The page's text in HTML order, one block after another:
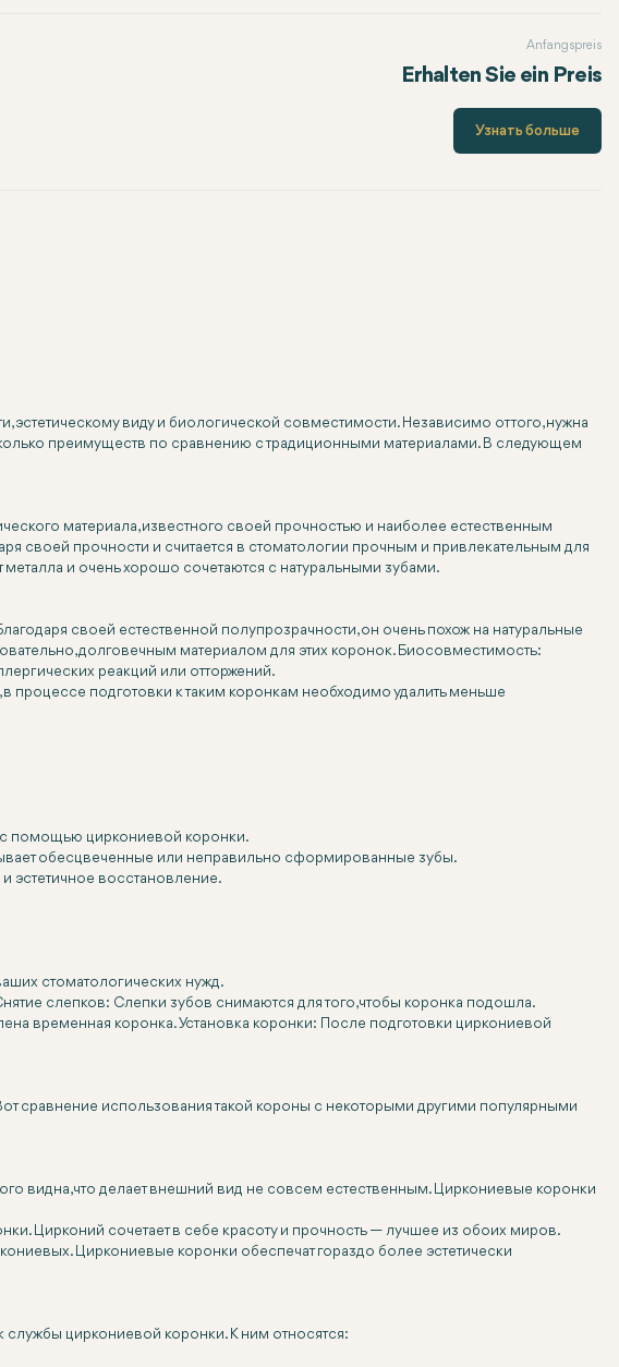
Anfangspreis
Erhalten Sie ein Preis
Узнать больше
виду и биологической совместимости. Независимо от того, нужна
преимуществ по сравнению с традиционными материалами. В следующем
материала, известного своей прочностью и наиболее естественным
своей прочности и считается в стоматологии прочным и привлекательным для
и очень хорошо сочетаются с натуральными зубами.
своей естественной полупрозрачности, он очень похож на натуральные
долговечным материалом для этих коронок. Биосовместимость:
реакций или отторжений.
процессе подготовки к таким коронкам необходимо удалить меньше
с помощью циркониевой коронки.
обесцвеченные или неправильно сформированные зубы.
эстетичное восстановление.
стоматологических нужд.
слепков: Слепки зубов снимаются для того, чтобы коронка подошла.
временная коронка. Установка коронки: После подготовки циркониевой
сравнение использования такой короны с некоторыми другими популярными
видна, что делает внешний вид не совсем естественным. Циркониевые коронки
Цирконий сочетает в себе красоту и прочность — лучшее из обоих миров.
Циркониевые коронки обеспечат гораздо более эстетически
службы циркониевой коронки. К ним относятся: